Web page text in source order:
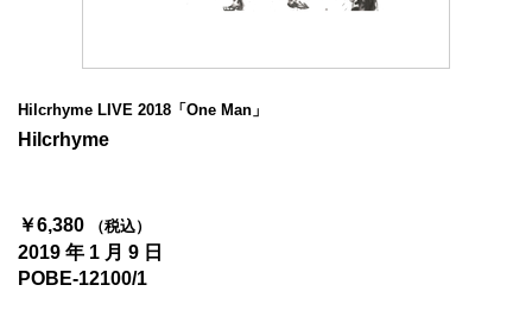
Hilcrhyme LIVE 2018「One Man」
Hilcrhyme
￥6,380 （税込）
2019 年 1 月 9 日
POBE-12100/1